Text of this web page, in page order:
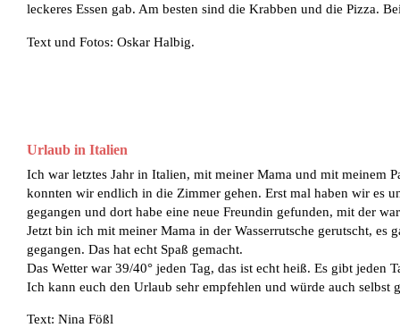
leckeres Essen gab. Am besten sind die Krabben und die Pizza.
Text und Fotos: Oskar Halbig.
Urlaub in Italien
Ich war letztes Jahr in Italien, mit meiner Mama und mit meinem
konnten wir endlich in die Zimmer gehen. Erst mal haben wir es
gegangen und dort habe eine neue Freundin gefunden, mit der
Jetzt bin ich mit meiner Mama in der Wasserrutsche gerutscht,
gegangen. Das hat echt Spaß gemacht.
Das Wetter war 39/40° jeden Tag, das ist echt heiß. Es gibt
Ich kann euch den Urlaub sehr empfehlen und würde auch selbst
Text: Nina Fößl